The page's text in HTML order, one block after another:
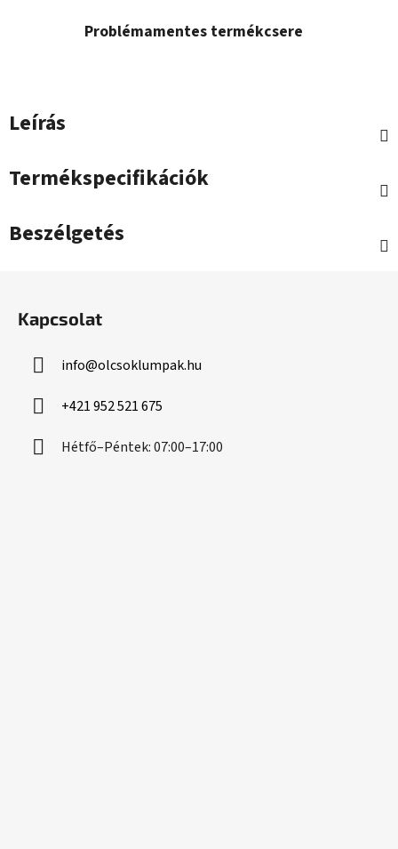
Problémamentes termékcsere
Leírás
Termékspecifikációk
Beszélgetés
Kapcsolat
info@olcsoklumpak.hu
+421 952 521 675
Hétfő–Péntek: 07:00–17:00